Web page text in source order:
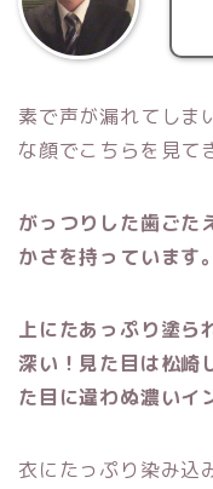
素で声が漏れてしま
な顔でこちらを見て
がっつりした歯ごた
かさを持っています
上にたあっぷり塗ら
深い！見た目は松崎
た目に違わぬ濃いイ
衣にたっぷり染み込